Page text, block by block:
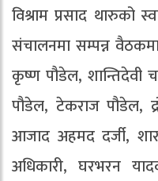
विश्राम प्रसाद थारुको
संचालनमा सम्पन्न
कृष्ण पौडेल, शान्तिदेवी
पौडेल, टेकराज पौडेल,
आजाद अहमद दर्जी,
अधिकारी, घरभरन